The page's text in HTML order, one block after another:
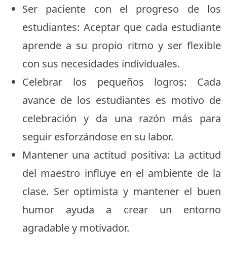
Ser paciente con el progreso de los
estudiantes: Aceptar que cada estudiante
aprende a su propio ritmo y ser flexible
con sus necesidades individuales.
Celebrar los pequeños logros: Cada
avance de los estudiantes es motivo de
celebración y da una razón más para
seguir esforzándose en su labor.
Mantener una actitud positiva: La actitud
del maestro influye en el ambiente de la
clase. Ser optimista y mantener el buen
humor ayuda a crear un entorno
agradable y motivador.